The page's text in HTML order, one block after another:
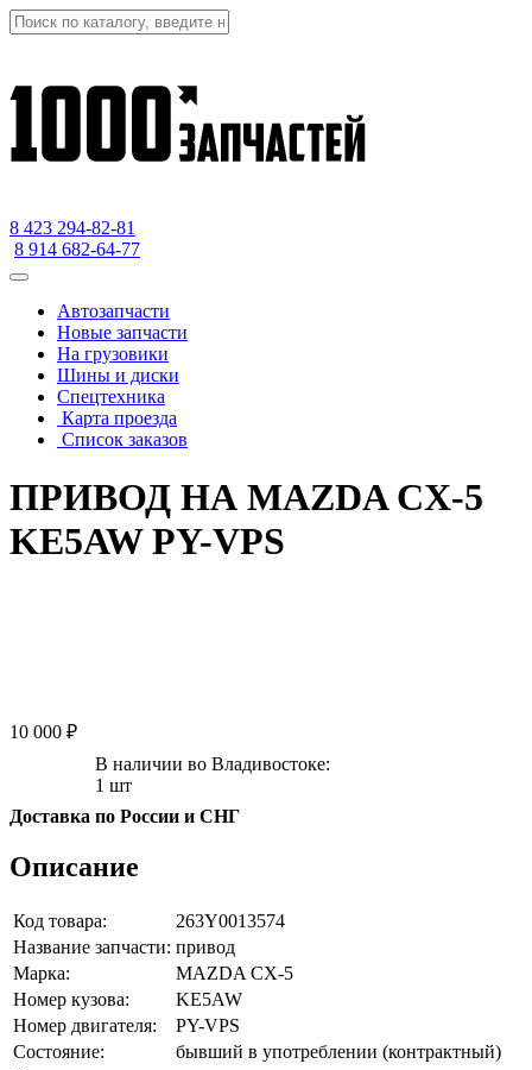
8 423 294-82-81
8 914 682-64-77
Автозапчасти
Новые запчасти
На грузовики
Шины и диски
Спецтехника
Карта проезда
Список заказов
ПРИВОД НА MAZDA CX-5
KE5AW PY-VPS
10 000 ₽
В наличии во Владивостоке:
1 шт
Доставка по России и СНГ
Описание
Код товара:
263Y0013574
Название запчасти: привод
Марка:
MAZDA CX-5
Номер кузова:
KE5AW
Номер двигателя:
PY-VPS
Состояние:
бывший в употреблении (контрактный)